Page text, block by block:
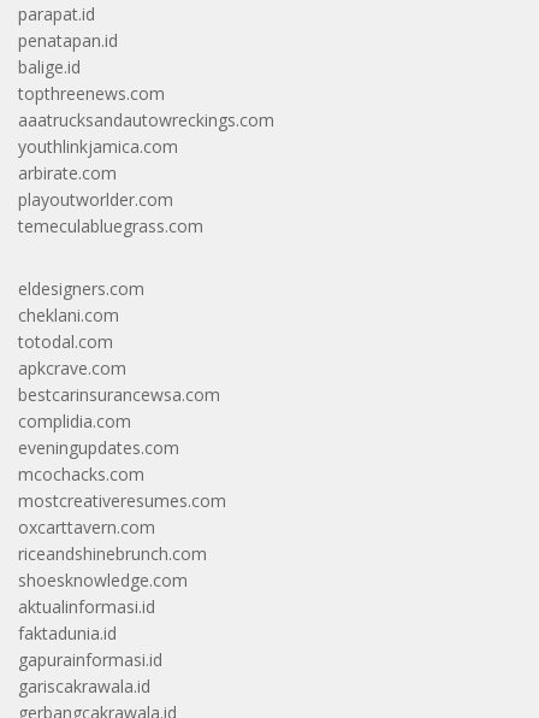
parapat.id
penatapan.id
balige.id
topthreenews.com
aaatrucksandautowreckings.com
youthlinkjamica.com
arbirate.com
playoutworlder.com
temeculabluegrass.com
eldesigners.com
cheklani.com
totodal.com
apkcrave.com
bestcarinsurancewsa.com
complidia.com
eveningupdates.com
mcochacks.com
mostcreativeresumes.com
oxcarttavern.com
riceandshinebrunch.com
shoesknowledge.com
aktualinformasi.id
faktadunia.id
gapurainformasi.id
gariscakrawala.id
gerbangcakrawala.id